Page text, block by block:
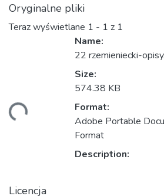
Oryginalne pliki
Teraz wyświetlane 1 - 1 z 1
Name:
22 rzemieniecki-
Size:
574.38 KB
Format:
Adobe Portable
Format
Description:
Licencja